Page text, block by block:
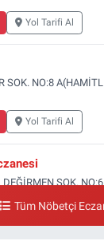
Yol Tarifi Al
SOK. NO:8
Yol Tarifi Al
SOK.
Tüm Nöbetçi